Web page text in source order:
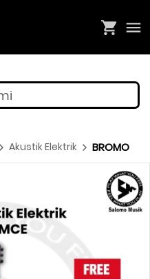
Akustik Elektrik BROMO